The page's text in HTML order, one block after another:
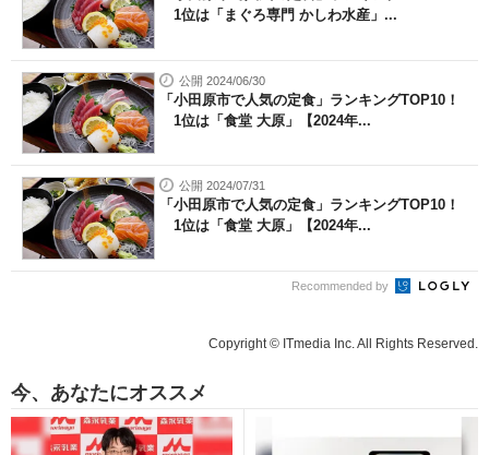
1位は「まぐろ専門 かしわ水産」...
公開 2024/06/30
「小田原市で人気の定食」ランキングTOP10！
1位は「食堂 大原」【2024年...
公開 2024/07/31
「小田原市で人気の定食」ランキングTOP10！
1位は「食堂 大原」【2024年...
Recommended by
Copyright © ITmedia Inc. All Rights Reserved.
今、あなたにオススメ